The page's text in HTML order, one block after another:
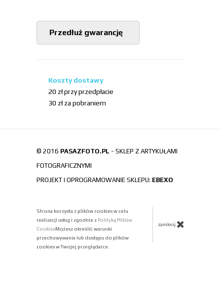
Przedłuż gwarancję
Koszty dostawy
20 zł przy przedpłacie
30 zł za pobraniem
© 2016 PASAZFOTO.PL - SKLEP Z ARTYKUŁAMI
FOTOGRAFICZNYMI
PROJEKT I OPROGRAMOWANIE SKLEPU: EBEXO
Strona korzysta z plików cookies w celu
realizacji usług i zgodnie z Polityką Plików
CookiesMożesz określić warunki
przechowywania lub dostępu do plików
cookies w Twojej przeglądarce.
zamknij